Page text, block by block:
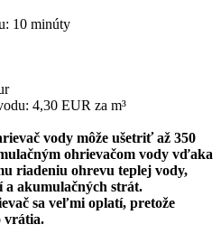
10 minúty
4,30 EUR za m³
vody môže ušetriť až 350
ohrievačom vody vďaka
riadeniu ohrevu teplej vody,
a akumulačných strát.
sa veľmi oplatí, pretože
vrátia.